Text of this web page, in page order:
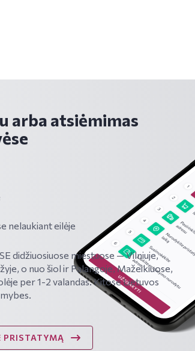
arba atsiėmimas
nelaukiant eilėje
didžiuosiuose miestuose — Vilniuje,
o nuo šiol ir Palangoje, Mažeikiuose,
per 1-2 valandas. Kitose Lietuvos
PRISTATYMĄ